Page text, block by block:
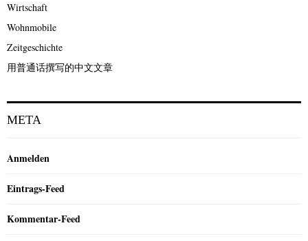
Wirtschaft
Wohnmobile
Zeitgeschichte
用普通话撰写的中文文章
META
Anmelden
Eintrags-Feed
Kommentar-Feed